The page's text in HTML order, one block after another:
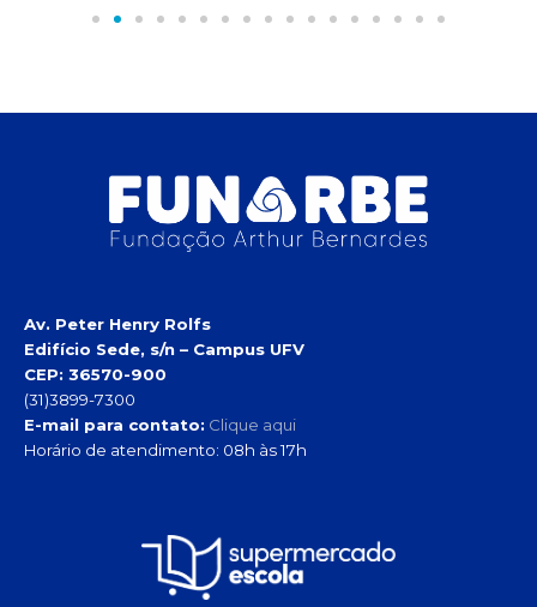
Av. Peter Henry Rolfs
Edifício Sede, s/n – Campus UFV
CEP: 36570-900
(31)3899-7300
E-mail para contato: Clique aqui
Horário de atendimento: 08h às 17h